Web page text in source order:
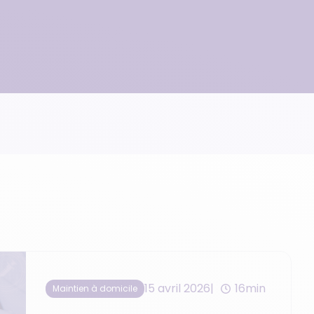
Maintien à domicile 15 avril 2026 16min